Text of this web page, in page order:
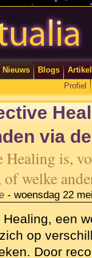
Nieuws Blogs
Profiel
via
Healing is,
welke
- woensdag 22
een
op
Door